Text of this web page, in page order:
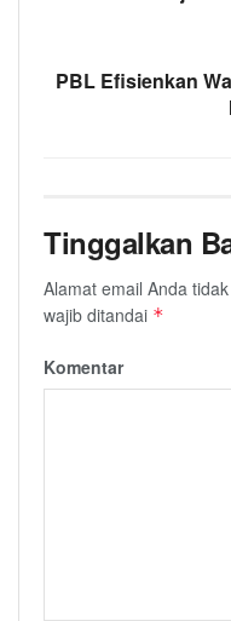
PBL Efisienkan
Tinggalkan
Alamat email Anda
wajib ditandai *
Komentar